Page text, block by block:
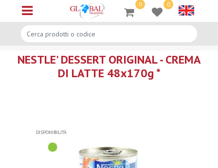
Open menu
0 0
NESTLE' DESSERT ORIGINAL - CREMA
DI LATTE 48x170g *
DISPONIBILITÀ